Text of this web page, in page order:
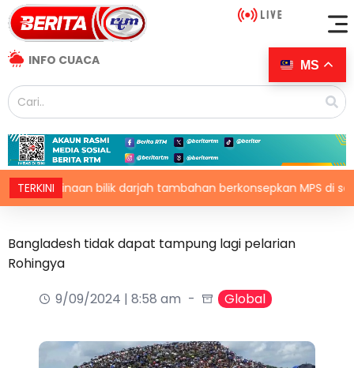
INFO CUACA
TERKINIbilik darjah tambahan berkonsepkan MPS di sekolah
Bangladesh tidak dapat tampung lagi pelarian
Rohingya
9/09/2024 | 8:58 am
Global
MS